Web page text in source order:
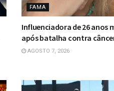
FAMA
Influenciadora de 26 anos
após batalha contra
AGOSTO 7, 2026